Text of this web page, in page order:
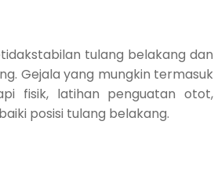
tulang belakang dan
Gejala yang mungkin termasuk
fisik, latihan penguatan otot,
posisi tulang belakang.